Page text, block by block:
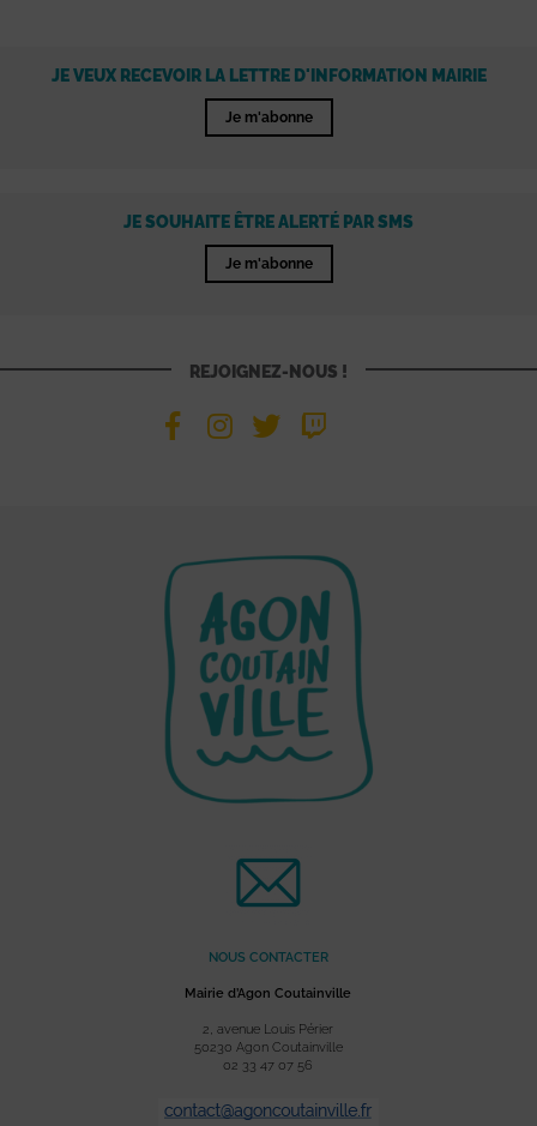
JE VEUX RECEVOIR LA LETTRE D'INFORMATION MAIRIE
Je m'abonne
JE SOUHAITE ÊTRE ALERTÉ PAR SMS
Je m'abonne
REJOIGNEZ-NOUS !
NOUS CONTACTER
Mairie d’Agon Coutainville
2, avenue Louis Périer
50230 Agon Coutainville
02 33 47 07 56